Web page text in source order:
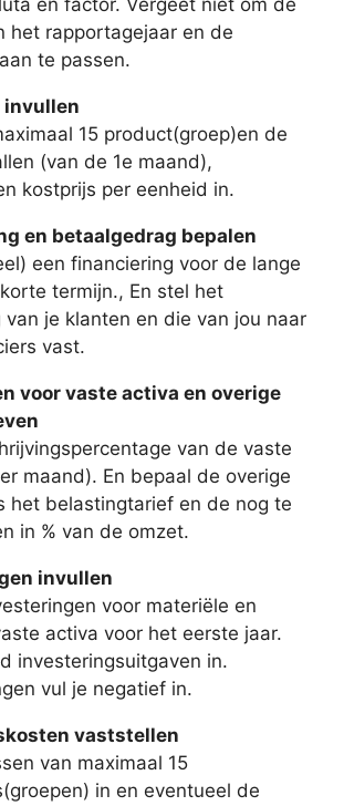
en factor. Vergeet niet om de
het rapportagejaar en de
te passen.
invullen
15 product(groep)en de
(van de 1e maand),
kostprijs per eenheid in.
en betaalgedrag bepalen
een financiering voor de lange
termijn., En stel het
je klanten en die van jou naar
vast.
voor vaste activa en overige
van de vaste
maand). En bepaal de overige
het belastingtarief en de nog te
in % van de omzet.
invullen
voor materiële en
activa voor het eerste jaar.
investeringsuitgaven in.
vul je negatief in.
vaststellen
van maximaal 15
in en eventueel de